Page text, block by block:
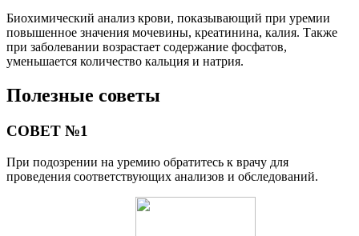
Биохимический анализ крови, показывающий при уремии
повышенное значения мочевины, креатинина, калия. Также
при заболевании возрастает содержание фосфатов,
уменьшается количество кальция и натрия.
Полезные советы
СОВЕТ №1
При подозрении на уремию обратитесь к врачу для
проведения соответствующих анализов и обследований.